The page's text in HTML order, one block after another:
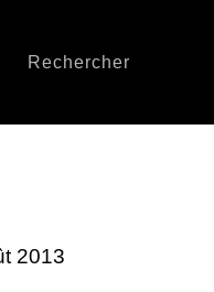
Rechercher
2013